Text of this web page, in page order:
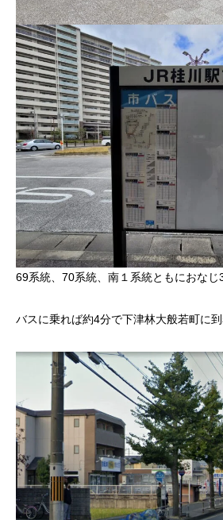
69系統、70系統、南１系統ともにおなじ
バスに乗れば約4分で下津林大般若町に到